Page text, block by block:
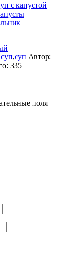
с капустой
,суп Автор:
335
поля